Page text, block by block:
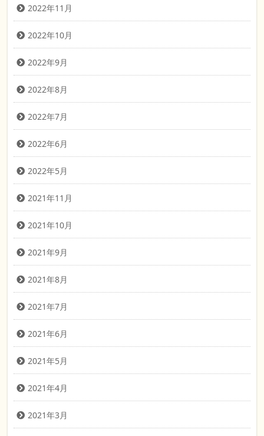
2022年11月
2022年10月
2022年9月
2022年8月
2022年7月
2022年6月
2022年5月
2021年11月
2021年10月
2021年9月
2021年8月
2021年7月
2021年6月
2021年5月
2021年4月
2021年3月